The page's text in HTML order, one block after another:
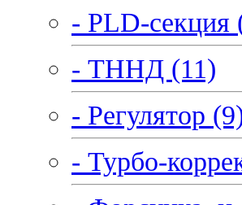
- PLD-секция
- ТННД (11)
- Регулятор
- Турбо-